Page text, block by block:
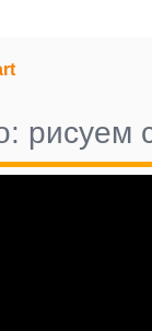
рисуем